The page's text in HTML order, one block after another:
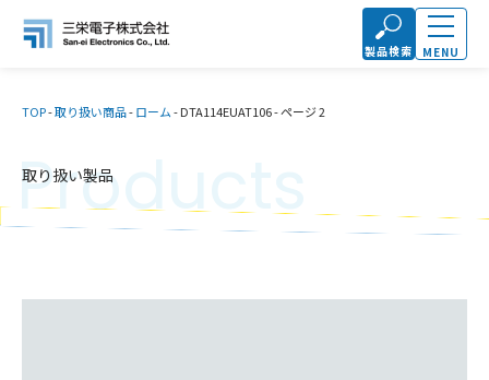
製品検索 MENU
TOP-取り扱い商品-ローム-DTA114EUAT106-ページ 2
取り扱い製品
Products